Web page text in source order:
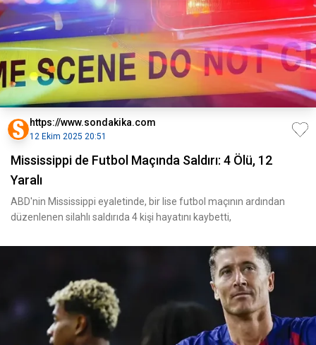
https://www.sondakika.com
12 Ekim 2025 20:51
Mississippi de Futbol Maçında Saldırı: 4 Ölü, 12
Yaralı
ABD'nin Mississippi eyaletinde, bir lise futbol maçının ardından
düzenlenen silahlı saldırıda 4 kişi hayatını kaybetti,